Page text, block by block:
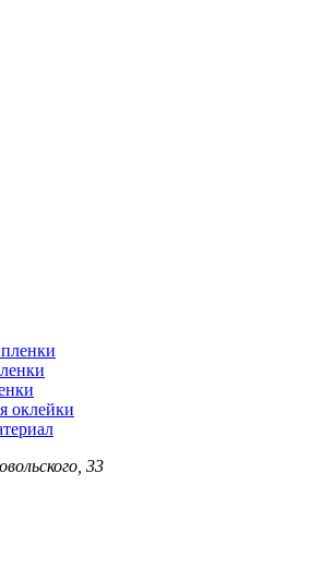
оклейки
33